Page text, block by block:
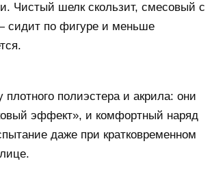
Чистый шелк скользит, смесовый с
сидит по фигуре и меньше
плотного полиэстера и акрила: они
эффект», и комфортный наряд
даже при кратковременном